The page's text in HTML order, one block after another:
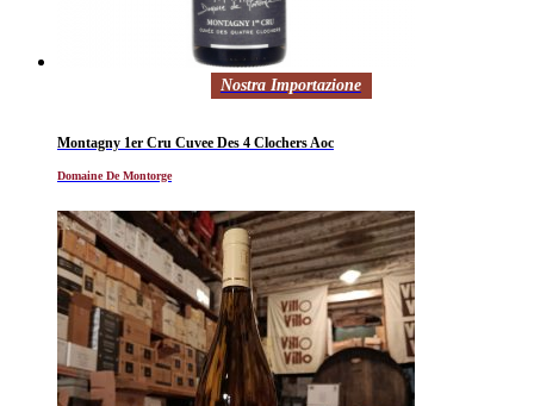
Nostra Importazione
Montagny 1er Cru Cuvee Des 4 Clochers Aoc
Domaine De Montorge